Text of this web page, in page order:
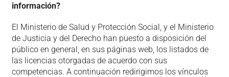
información?
El Ministerio de Salud y Protección Social, y el Ministerio
de Justicia y del Derecho han puesto a disposición del
público en general, en sus páginas web, los listados de
las licencias otorgadas de acuerdo con sus
competencias. A continuación redirigimos los vínculos